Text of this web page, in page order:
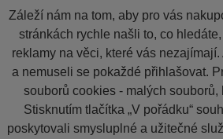
Záleží nám na tom, aby pro vás
stránkách rychle našli to, co
reklamy na věci, které vás
a nemuseli se pokaždé přihlašovat.
souborů cookies - malých
Stisknutím tlačítka „V pořádku“
poskytovali smysluplné a užitečné